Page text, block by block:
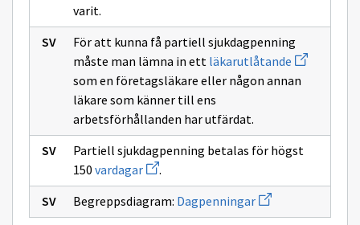
varit.
För att kunna få partiell sjukdagpenning
måste man lämna in ett läkarutlåtande Avaa
uuden
ikkunan
som en företagsläkare eller någon annan
läkare som känner till ens
arbetsförhållanden har utfärdat.
Partiell sjukdagpenning betalas för högst
150 vardagarAvaa
uuden
ikkunan
sivulle
vardagar
.
Begreppsdiagram: DagpenningarAvaa
uuden